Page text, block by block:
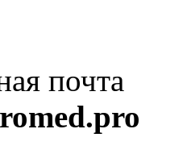
почта